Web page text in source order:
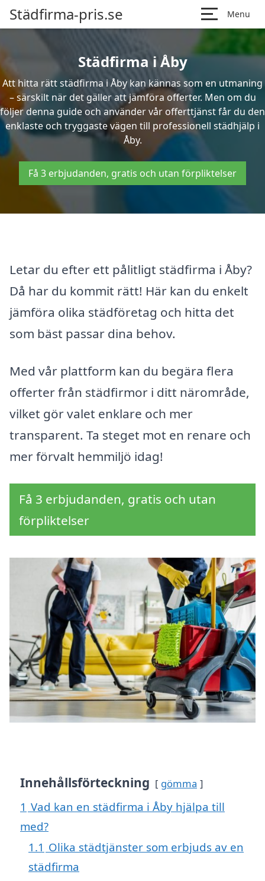
Städfirma-pris.se Menu
Städfirma i Åby
Att hitta rätt städfirma i Åby kan kännas som en utmaning
– särskilt när det gäller att jämföra offerter. Men om du
följer denna guide och använder vår offerttjänst får du den
enklaste och tryggaste vägen till professionell städhjälp i
Åby.
Få 3 erbjudanden, gratis och utan förpliktelser
Letar du efter ett pålitligt städfirma i Åby?
Då har du kommit rätt! Här kan du enkelt
jämföra olika städföretag och hitta det
som bäst passar dina behov.
Med vår plattform kan du begära flera
offerter från städfirmor i ditt närområde,
vilket gör valet enklare och mer
transparent. Ta steget mot en renare och
mer förvalt hemmiljö idag!
Få 3 erbjudanden, gratis och utan
förpliktelser
Innehållsförteckning gömma
1 Vad kan en städfirma i Åby hjälpa till
med?
1.1 Olika städtjänster som erbjuds av en
städfirma